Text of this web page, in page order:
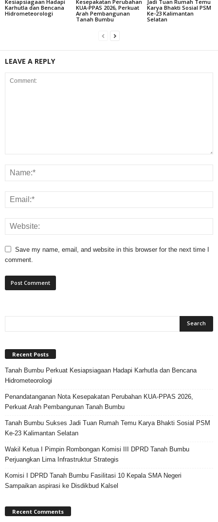
Kesiapsiagaan Hadapi
Karhutla dan Bencana
Hidrometeorologi
Kesepakatan Perubahan
KUA-PPAS 2026, Perkuat
Arah Pembangunan
Tanah Bumbu
Jadi Tuan Rumah Temu
Karya Bhakti Sosial PSM
Ke-23 Kalimantan
Selatan
LEAVE A REPLY
Save my name, email, and website in this browser for the next time I
comment.
Recent Posts
Tanah Bumbu Perkuat Kesiapsiagaan Hadapi Karhutla dan Bencana
Hidrometeorologi
Penandatanganan Nota Kesepakatan Perubahan KUA-PPAS 2026,
Perkuat Arah Pembangunan Tanah Bumbu
Tanah Bumbu Sukses Jadi Tuan Rumah Temu Karya Bhakti Sosial PSM
Ke-23 Kalimantan Selatan
Wakil Ketua I Pimpin Rombongan Komisi III DPRD Tanah Bumbu
Perjuangkan Lima Infrastruktur Strategis
Komisi I DPRD Tanah Bumbu Fasilitasi 10 Kepala SMA Negeri
Sampaikan aspirasi ke Disdikbud Kalsel
Recent Comments